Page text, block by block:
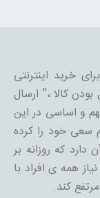
خرید اینترنتی
کالا ،” ارسال
و اساسی در این
سعی خود را کرده
که روزانه بر
همه ی افراد با
کند.